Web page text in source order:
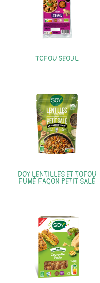
TOFOU SEOUL
DOY LENTILLES ET TOFOU
FUMÉ FAÇON PETIT SALÉ